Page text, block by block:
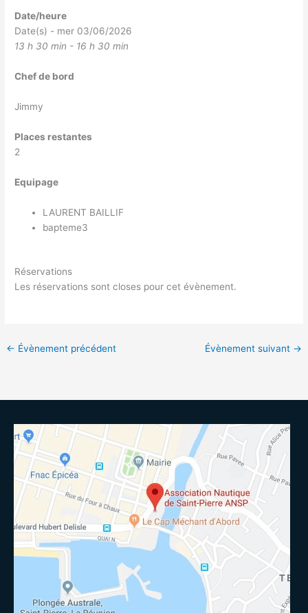
Date/heure
Date(s) - mer 03/06/2026
13 h 30 min - 16 h 30 min
Chef de bord
Jimmy
Places restantes
2
Equipage
LAURENT BAILLIF
bapteme3
Réservations
Les réservations sont closes pour cet évènement.
← Évènement précédent Évènement suivant →